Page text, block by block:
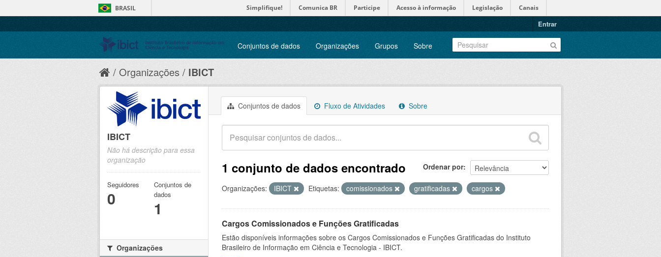
BRASIL Simplifique! Comunica BR Participe Acesso à informação Legislação Canais
Entrar
Conjuntos de dados Organizações Grupos Sobre
Organizações IBICT
Conjuntos de dados Fluxo de Atividades Sobre
Ordenar por
1 conjunto de dados encontrado
Organizações: IBICT Etiquetas: comissionados gratificadas cargos
Cargos Comissionados e Funções Gratificadas
Estão disponíveis informações sobre os Cargos Comissionados e Funções Gratificadas do Instituto
Brasileiro de Informação em Ciência e Tecnologia - IBICT.
IBICT
Não há descrição para essa
organização
Seguidores
0
Conjuntos de
dados
1
Organizações